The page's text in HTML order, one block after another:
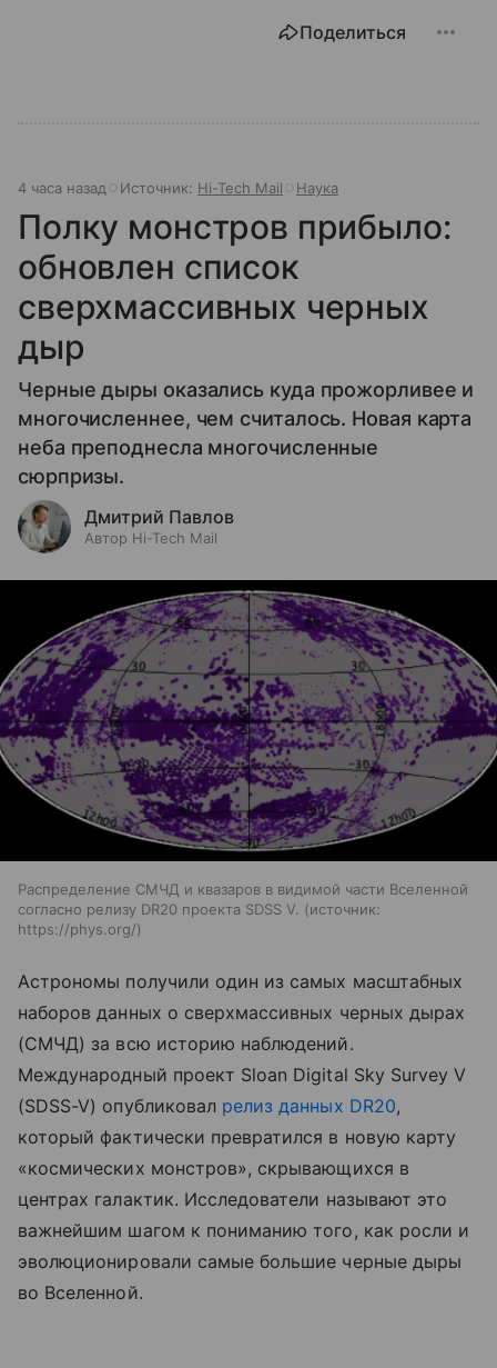
Поделиться
4 часа назад Источник: Hi-Tech Mail Наука
Полку монстров прибыло:
обновлен список
сверхмассивных черных
дыр
Черные дыры оказались куда прожорливее и
многочисленнее, чем считалось. Новая карта
неба преподнесла многочисленные
сюрпризы.
Дмитрий Павлов
Автор Hi-Tech Mail
Распределение СМЧД и квазаров в видимой части Вселенной
согласно релизу DR20 проекта SDSS V.
источник:
https://phys.org/
Астрономы получили один из самых масштабных
наборов данных о сверхмассивных черных дырах
(СМЧД) за всю историю наблюдений.
Международный проект Sloan Digital Sky Survey V
(SDSS-V) опубликовал релиз данных DR20,
который фактически превратился в новую карту
«космических монстров», скрывающихся в
центрах галактик. Исследователи называют это
важнейшим шагом к пониманию того, как росли и
эволюционировали самые большие черные дыры
во Вселенной.